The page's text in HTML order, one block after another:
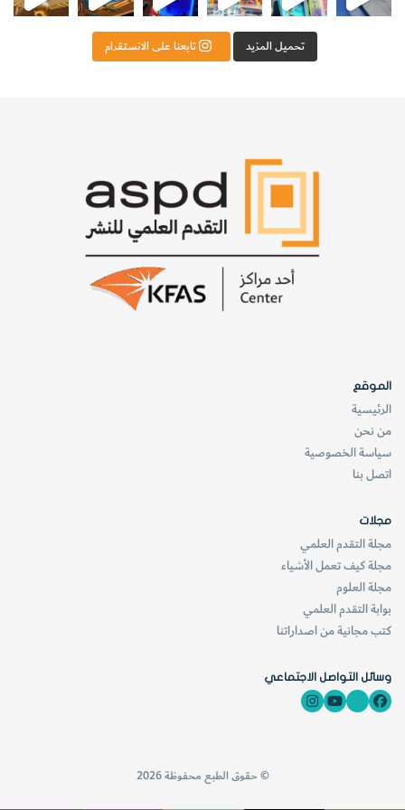
تحميل المزيد تابعنا على الانستقرام
الموقع
الرئيسية
من نحن
سياسة الخصوصية
اتصل بنا
مجلات
مجلة التقدم العلمي
مجلة كيف تعمل الأشياء
مجلة العلوم
بوابة التقدم العلمي
كتب مجانية من اصداراتنا
وسائل التواصل الاجتماعي
© حقوق الطبع محفوظة 2026